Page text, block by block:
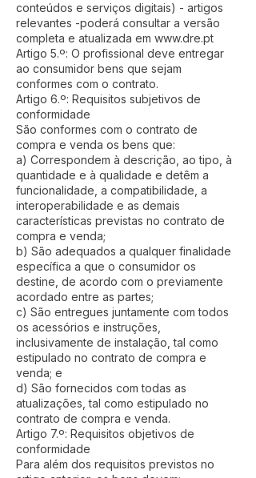
conteúdos e serviços digitais) - artigos
relevantes -poderá consultar a versão
completa e atualizada em www.dre.pt
Artigo 5.º: O profissional deve entregar
ao consumidor bens que sejam
conformes com o contrato.
Artigo 6.º: Requisitos subjetivos de
conformidade
São conformes com o contrato de
compra e venda os bens que:
a) Correspondem à descrição, ao tipo, à
quantidade e à qualidade e detêm a
funcionalidade, a compatibilidade, a
interoperabilidade e as demais
características previstas no contrato de
compra e venda;
b) São adequados a qualquer finalidade
específica a que o consumidor os
destine, de acordo com o previamente
acordado entre as partes;
c) São entregues juntamente com todos
os acessórios e instruções,
inclusivamente de instalação, tal como
estipulado no contrato de compra e
venda; e
d) São fornecidos com todas as
atualizações, tal como estipulado no
contrato de compra e venda.
Artigo 7.º: Requisitos objetivos de
conformidade
Para além dos requisitos previstos no